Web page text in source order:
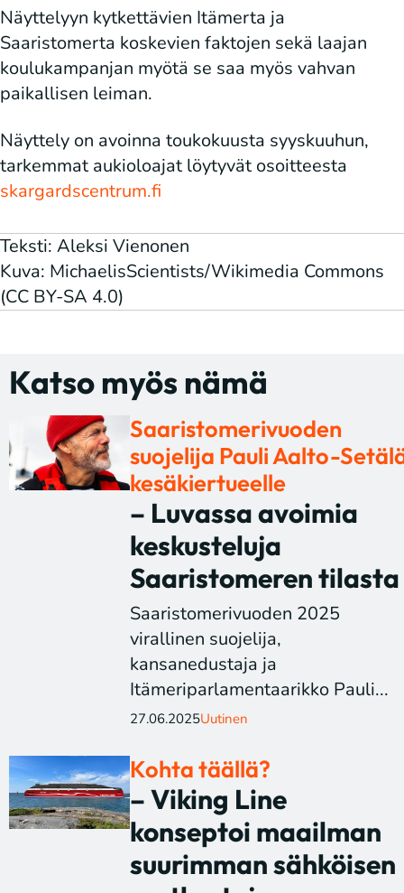
Näyttelyyn kytkettävien Itämerta ja
Saaristomerta koskevien faktojen sekä laajan
koulukampanjan myötä se saa myös vahvan
paikallisen leiman.
Näyttely on avoinna toukokuusta syyskuuhun,
tarkemmat aukioloajat löytyvät osoitteesta
skargardscentrum.fi
Teksti: Aleksi Vienonen
Kuva: MichaelisScientists/Wikimedia Commons
(CC BY-SA 4.0)
Katso myös nämä
Saaristomerivuoden
suojelija Pauli Aalto-
kesäkiertueelle
– Luvassa avoimia
keskusteluja
Saaristomeren tilasta
Saaristomerivuoden 2025
virallinen suojelija,
kansanedustaja ja
Itämeriparlamentaarikko Pauli...
27.06.2025Uutinen
Kohta täällä?
– Viking Line
konseptoi maailman
suurimman sähköisen